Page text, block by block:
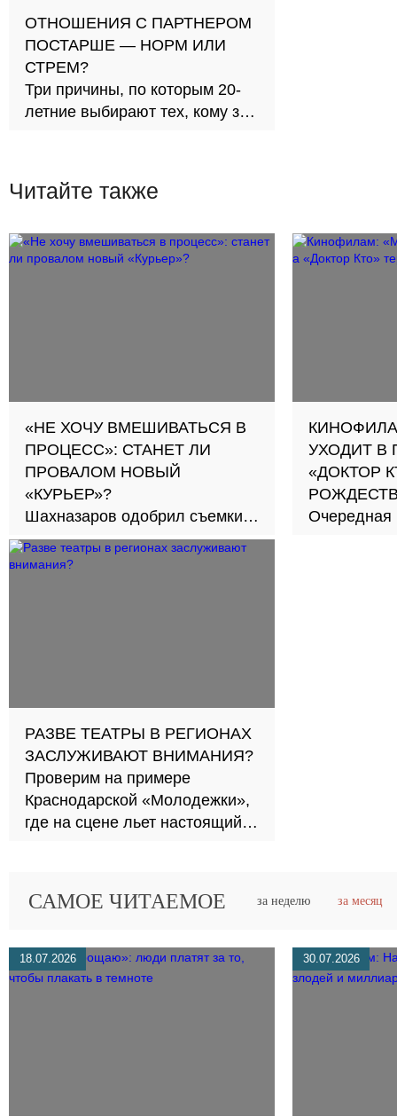
ОТНОШЕНИЯ С ПАРТНЕРОМ
ПОСТАРШЕ — НОРМ ИЛИ
СТРЕМ?
Три причины, по которым 20-
летние выбирают тех, кому за
Читайте также
«НЕ ХОЧУ ВМЕШИВАТЬСЯ В
ПРОЦЕСС»: СТАНЕТ ЛИ
ПРОВАЛОМ НОВЫЙ
«КУРЬЕР»?
Шахназаров одобрил съемки
ремейка
УХОДИТ В
«ДОКТОР
Очередная
РАЗВЕ ТЕАТРЫ В РЕГИОНАХ
ЗАСЛУЖИВАЮТ ВНИМАНИЯ?
Проверим на примере
Краснодарской «Молодежки»,
где на сцене льет настоящий
САМОЕ ЧИТАЕМОЕ за неделю за месяц
18.07.2026 30.07.2026